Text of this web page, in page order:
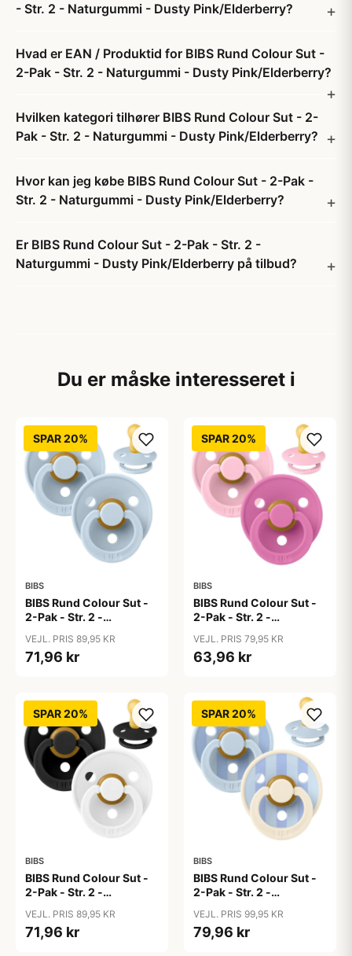
- Str. 2 - Naturgummi - Dusty Pink/Elderberry?
Hvad er EAN / Produktid for BIBS Rund Colour Sut -
2-Pak - Str. 2 - Naturgummi - Dusty Pink/Elderberry?
Hvilken kategori tilhører BIBS Rund Colour Sut - 2-
Pak - Str. 2 - Naturgummi - Dusty Pink/Elderberry?
Hvor kan jeg købe BIBS Rund Colour Sut - 2-Pak -
Str. 2 - Naturgummi - Dusty Pink/Elderberry?
Er BIBS Rund Colour Sut - 2-Pak - Str. 2 -
Naturgummi - Dusty Pink/Elderberry på tilbud?
Du er måske interesseret i
SPAR 20%
BIBS
BIBS Rund Colour Sut -
2-Pak - Str. 2 -
Blue/Baby Blue
VEJL. PRIS 89,95 KR
71,96 kr
SPAR 20%
BIBS
BIBS Rund Colour Sut -
2-Pak - Str. 2 -
Pink/Bubblegum
VEJL. PRIS 79,95 KR
63,96 kr
SPAR 20%
BIBS
BIBS Rund Colour Sut -
2-Pak - Str. 2 -
Black/White
VEJL. PRIS 89,95 KR
71,96 kr
SPAR 20%
BIBS
BIBS Rund Colour Sut -
2-Pak - Str. 2 -
Studio - Baby Blue/Dusty
Blue Mix
VEJL. PRIS 99,95 KR
79,96 kr